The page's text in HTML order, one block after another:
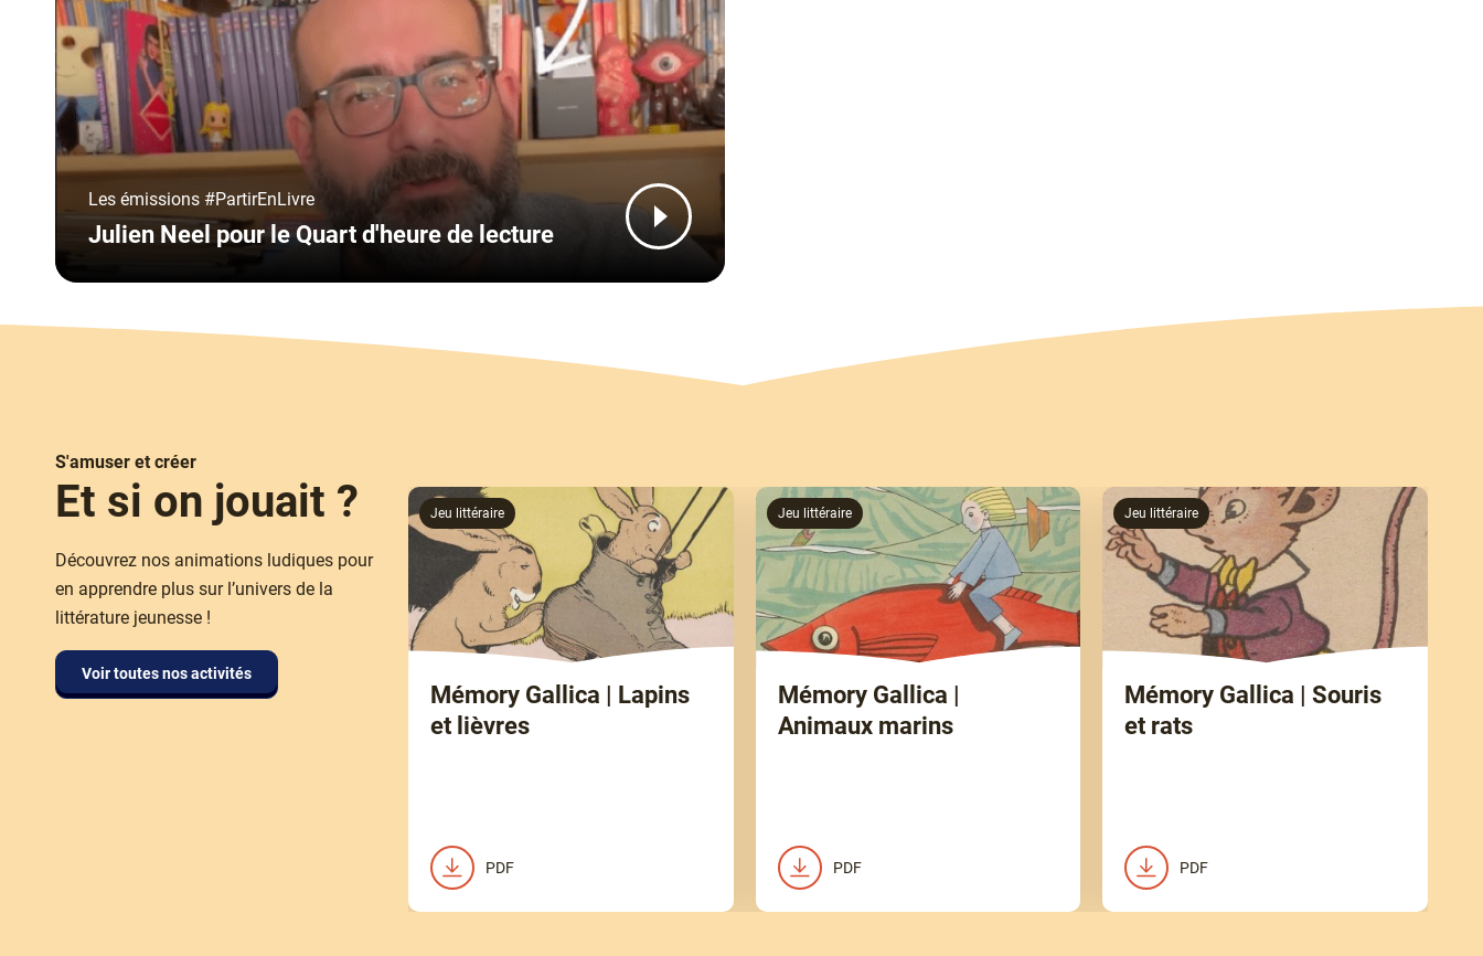
Type
Les émissions #PartirEnLivre
Julien Neel pour le Quart d'heure de lecture
S'amuser et créer
Et si on jouait ?
Découvrez nos animations ludiques pour
en apprendre plus sur l’univers de la
littérature jeunesse !
Voir toutes nos activités
Jeu littéraire
Mémory Gallica | Lapins
et lièvres
PDF
Jeu littéraire
Mémory Gallica |
Animaux marins
PDF
Jeu littéraire
Mémory Gallica | Souris
et rats
PDF